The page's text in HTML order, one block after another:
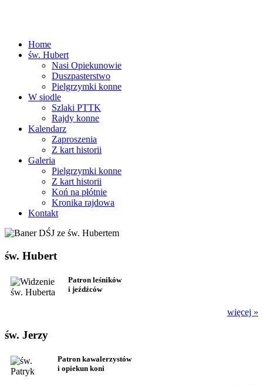
Home
św. Hubert
Nasi Opiekunowie
Duszpasterstwo
Pielgrzymki konne
W siodle
Szlaki PTTK
Rajdy konne
Kalendarz
Zaproszenia
Z kart historii
Galeria
Pielgrzymki konne
Z kart historii
Koń na płótnie
Kronika rajdowa
Kontakt
św. Hubert
Patron leśników
i jeźdźców
więcej »
św. Jerzy
Patron kawalerzystów
i opiekun koni